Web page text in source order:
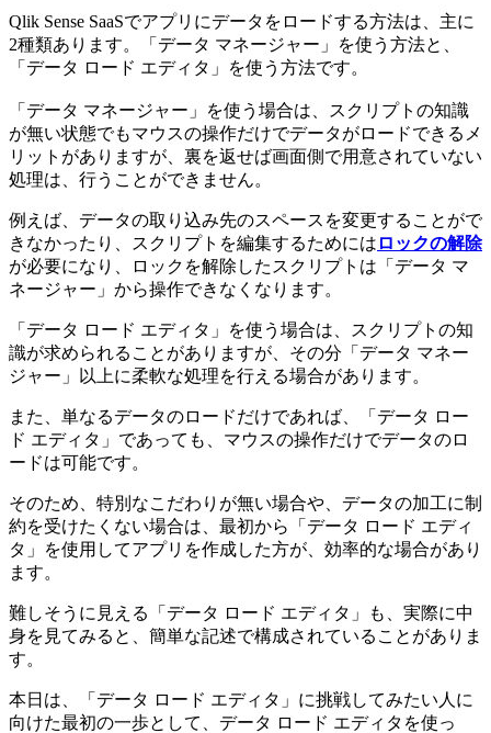
Qlik Sense SaaSでアプリにデータをロードする方法は、主に
2種類あります。「データ マネージャー」を使う方法と、
「データ ロード エディタ」を使う方法です。
「データ マネージャー」を使う場合は、スクリプトの知識
が無い状態でもマウスの操作だけでデータがロードできるメ
リットがありますが、裏を返せば画面側で用意されていない
処理は、行うことができません。
例えば、データの取り込み先のスペースを変更することがで
きなかったり、スクリプトを編集するためには ロックの解除
が必要になり、ロックを解除したスクリプトは「データ マ
ネージャー」から操作できなくなります。
「データ ロード エディタ」を使う場合は、スクリプトの知
識が求められることがありますが、その分「データ マネー
ジャー」以上に柔軟な処理を行える場合があります。
また、単なるデータのロードだけであれば、「データ ロー
ド エディタ」であっても、マウスの操作だけでデータのロ
ードは可能です。
そのため、特別なこだわりが無い場合や、データの加工に制
約を受けたくない場合は、最初から「データ ロード エディ
タ」を使用してアプリを作成した方が、効率的な場合があり
ます。
難しそうに見える「データ ロード エディタ」も、実際に中
身を見てみると、簡単な記述で構成されていることがありま
す。
本日は、「データ ロード エディタ」に挑戦してみたい人に
向けた最初の一歩として、データ ロード エディタを使っ